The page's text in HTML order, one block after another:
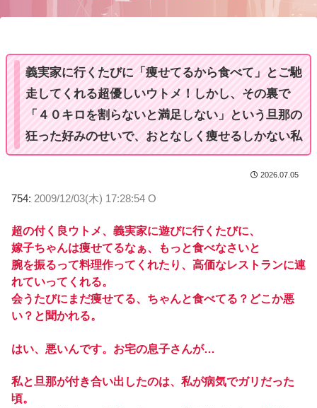
義実家に行くたびに「痩せてるから食べて」とご馳
走してくれる超優しいウトメ！しかし、その裏で
「４０キロを割らないと満足しない」という旦那の
狂った好みのせいで、おとなしく痩せるしかない私
2026.07.05
754: 2009/12/03(木) 17:28:54 O
超の付く良ウトメ、義実家に遊びに行くたびに、
嫁子ちゃんは痩せてるなぁ、もっと食べなさいと
腕を振るって料理作ってくれたり、高価なレストランに連
れていってくれる。
会うたびにまだ痩せてる、ちゃんと食べてる？どこか悪
い？と聞かれる。
はい、悪いんです。お宅の息子さんが…
私と旦那が付き合い出したのは、私が病気でガリだった
頃。